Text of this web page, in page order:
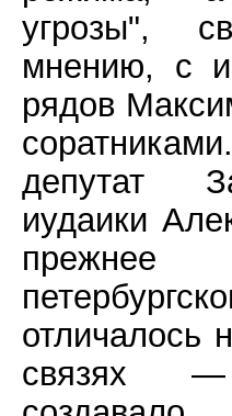
угрозы",
мнению, с
рядов
депутат
иудаики
отличалось
связях